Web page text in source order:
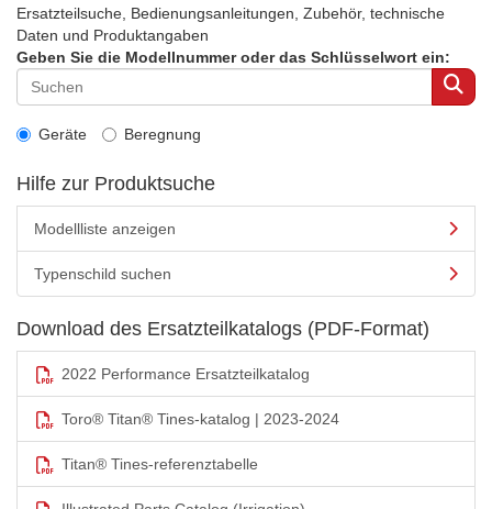
Ersatzteilsuche, Bedienungsanleitungen, Zubehör, technische
Daten und Produktangaben
Geben Sie die Modellnummer oder das Schlüsselwort ein:
Geräte Beregnung
Hilfe zur Produktsuche
Modellliste anzeigen
Typenschild suchen
Download des Ersatzteilkatalogs (PDF-Format)
2022 Performance Ersatzteilkatalog
Toro® Titan® Tines-katalog | 2023-2024
Titan® Tines-referenztabelle